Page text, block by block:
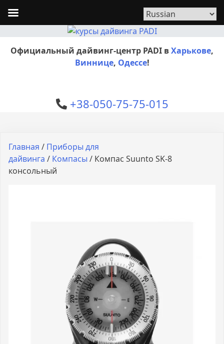
Официальный дайвинг-центр PADI вХарькове,
Виннице, Одессе!
+38-050-75-75-015
Главная / Приборы для
дайвинга / Компасы / Компас Suunto SK-8
консольный